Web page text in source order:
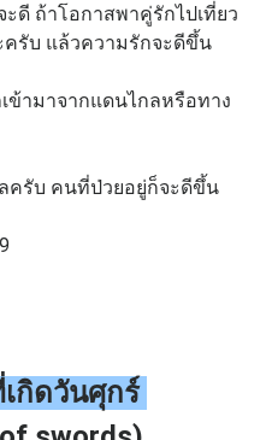
ดี ถ้าโอกาสพาคู่รักไปเที่ยว
ครับ แล้วความรักจะดีขึ้น
ข้ามาจากแดนไกลหรือทาง
ครับ คนที่ป่วยอยู่ก็จะดีขึ้น
กิดวันศุกร์